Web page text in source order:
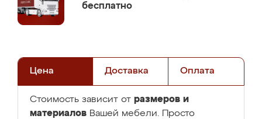
бесплатно
Цена Доставка Оплата
Стоимость зависит от размеров и
материалов Вашей мебели. Просто